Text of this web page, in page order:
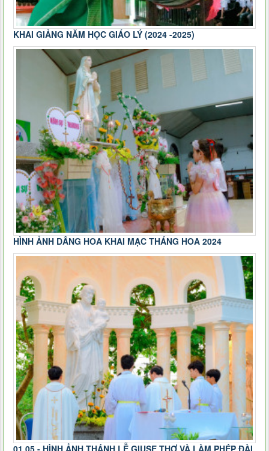
KHAI GIẢNG NĂM HỌC GIÁO LÝ (2024 -2025)
HÌNH ẢNH DÂNG HOA KHAI MẠC THÁNG HOA 2024
01.05 - HÌNH ẢNH THÁNH LỄ GIUSE THỢ VÀ LÀM PHÉP ĐÀI